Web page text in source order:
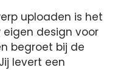
uploaden is het
design voor
begroet bij de
levert een